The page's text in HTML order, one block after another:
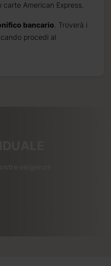
American Express.
bancario. Troverà i
procedi al
esigenze